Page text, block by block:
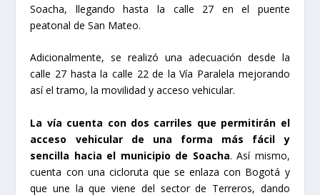
Soacha, llegando hasta la calle 27 en el puente
peatonal de San Mateo.
Adicionalmente, se realizó una adecuación desde la
calle 27 hasta la calle 22 de la Vía Paralela mejorando
así el tramo, la movilidad y acceso vehicular.
La vía cuenta con dos carriles que permitirán el
acceso vehicular de una forma más fácil y
sencilla hacia el municipio de Soacha. Así mismo,
cuenta con una cicloruta que se enlaza con Bogotá y
que une la que viene del sector de Terreros, dando